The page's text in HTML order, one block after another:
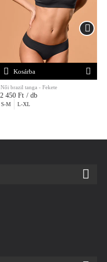
Női brazil tanga - Fekete
S-M L-XL
2 450 Ft / db
Kosárba